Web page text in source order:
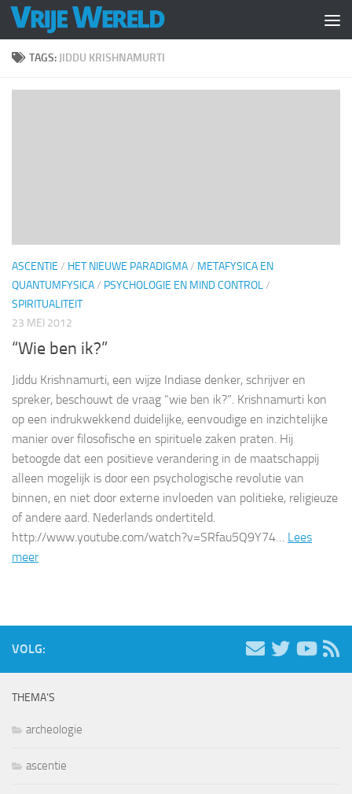
Doorgaan naar inhoud
TAGS: JIDDU KRISHNAMURTI
ASCENTIE / HET NIEUWE PARADIGMA/ METAFYSICA EN
QUANTUMFYSICA/ PSYCHOLOGIE EN MIND CONTROL/
SPIRITUALITEIT
23 MEI 2012
“Wie ben ik?”
Jiddu Krishnamurti, een wijze Indiase denker, schrijver en
spreker, beschouwt de vraag “wie ben ik?”. Krishnamurti kon
op een indrukwekkend duidelijke, eenvoudige en inzichtelijke
manier over filosofische en spirituele zaken praten. Hij
betoogde dat een positieve verandering in de maatschappij
alleen mogelijk is door een psychologische revolutie van
binnen, en niet door externe invloeden van politieke, religieuze
of andere aard. Nederlands ondertiteld.
http://www.youtube.com/watch?v=SRfau5Q9Y74… Lees
meer
VOLG:
THEMA’S
archeologie
ascentie